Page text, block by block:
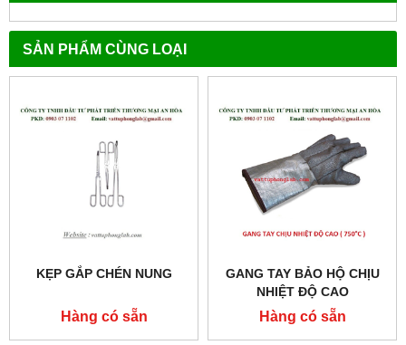
SẢN PHẨM CÙNG LOẠI
KẸP GẮP CHÉN NUNG
Hàng có sẵn
GANG TAY BẢO HỘ CHỊU
NHIỆT ĐỘ CAO
Hàng có sẵn